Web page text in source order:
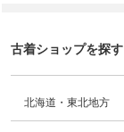
古着ショップを探す
北海道・東北地方